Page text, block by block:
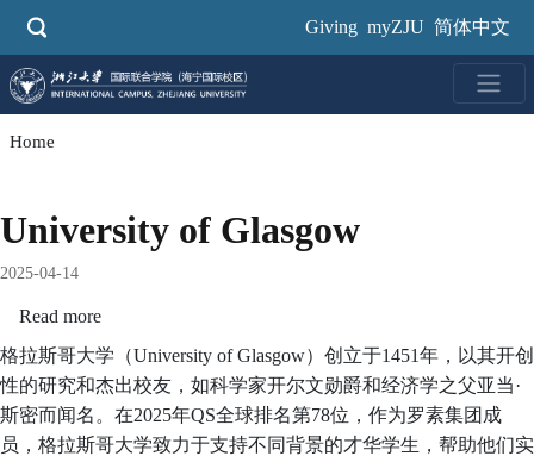
Giving myZJU 简体中文
Home
University of Glasgow
2025-04-14
Read more
University
of
Glasgow
格拉斯哥大学（University of Glasgow）创立于1451年，以其开创
性的研究和杰出校友，如科学家开尔文勋爵和经济学之父亚当·
斯密而闻名。在2025年QS全球排名第78位，作为罗素集团成
员，格拉斯哥大学致力于支持不同背景的才华学生，帮助他们实